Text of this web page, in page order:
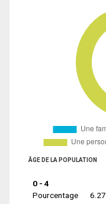
ÂGE DE LA POPULATION
0 - 4
Pourcentage
6.27